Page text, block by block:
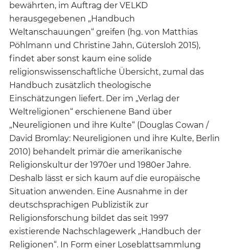
bewährten, im Auftrag der VELKD
herausgegebenen „Handbuch
Weltanschauungen“ greifen (hg. von Matthias
Pöhlmann und Christine Jahn, Gütersloh 2015),
findet aber sonst kaum eine solide
religionswissenschaftliche Übersicht, zumal das
Handbuch zusätzlich theologische
Einschätzungen liefert. Der im „Verlag der
Weltreligionen“ erschienene Band über
„Neureligionen und ihre Kulte“ (Douglas Cowan /
David Bromlay: Neureligionen und ihre Kulte, Berlin
2010) behandelt primär die amerikanische
Religionskultur der 1970er und 1980er Jahre.
Deshalb lässt er sich kaum auf die europäische
Situation anwenden. Eine Ausnahme in der
deutschsprachigen Publizistik zur
Religionsforschung bildet das seit 1997
existierende Nachschlagewerk „Handbuch der
Religionen“. In Form einer Loseblattsammlung